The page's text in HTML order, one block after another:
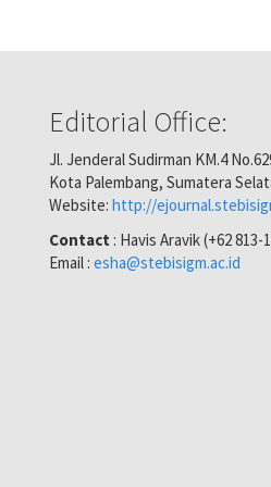
Editorial Office:
Jl. Jenderal Sudirman KM.4
Kota Palembang, Sumatera
Website: http://
Contact : Havis Aravik (+62 813-
Email : esha@stebisigm.ac.id